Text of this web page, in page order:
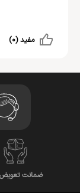
مفید (0)
ضمانت تعویض